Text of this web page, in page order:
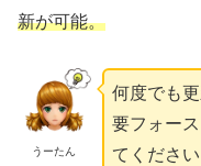
新が可能。
うーたん
何度でも
要フォー
てください